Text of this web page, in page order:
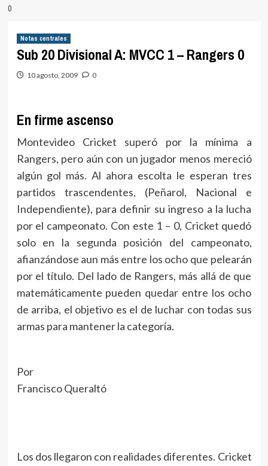
0
Notas centrales
Sub 20 Divisional A: MVCC 1 – Rangers 0
10 agosto, 2009 0
En firme ascenso
Montevideo Cricket superó por la mínima a
Rangers, pero aún con un jugador menos mereció
algún gol más. Al ahora escolta le esperan tres
partidos trascendentes, (Peñarol, Nacional e
Independiente), para definir su ingreso a la lucha
por el campeonato. Con este 1 – 0, Cricket quedó
solo en la segunda posición del campeonato,
afianzándose aun más entre los ocho que pelearán
por el título. Del lado de Rangers, más allá de que
matemáticamente pueden quedar entre los ocho
de arriba, el objetivo es el de luchar con todas sus
armas para mantener la categoría.
Por
Francisco Queraltó
Los dos llegaron con realidades diferentes. Cricket